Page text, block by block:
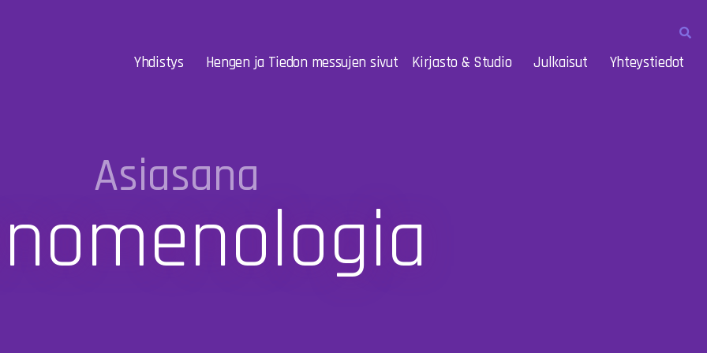
Yhdistys Hengen ja Tiedon messujen sivut Kirjasto & Studio Julkaisut Yhteystiedot
Asiasana